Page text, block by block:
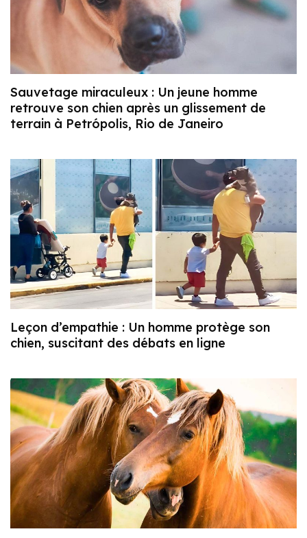
Sauvetage miraculeux : Un jeune homme
retrouve son chien après un glissement de
terrain à Petrópolis, Rio de Janeiro
Leçon d’empathie : Un homme protège son
chien, suscitant des débats en ligne